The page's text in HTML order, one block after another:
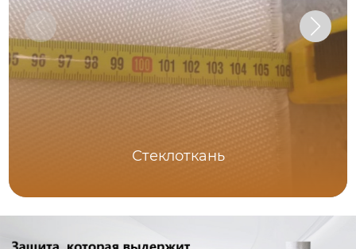
Стеклоткань